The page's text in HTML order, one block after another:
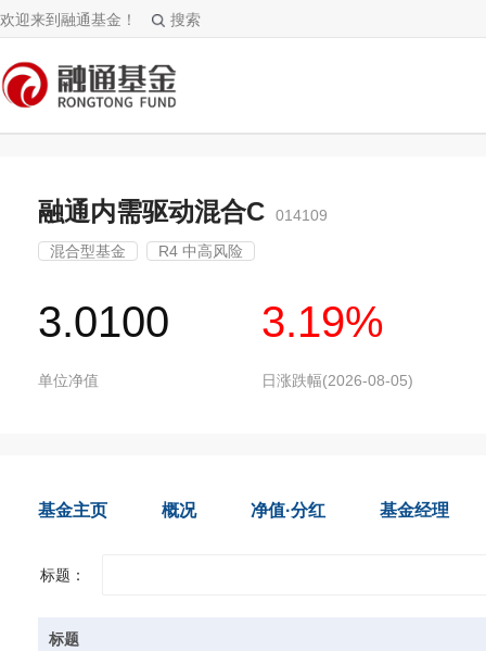
欢迎来到融通基金！ 搜索
融通内需驱动混合C 014109
混合型基金 R4 中高风险
3.0100
单位净值
3.19%
日涨跌幅(2026-08-05)
基金主页 概况 净值·分红 基金经理
标题：
标题